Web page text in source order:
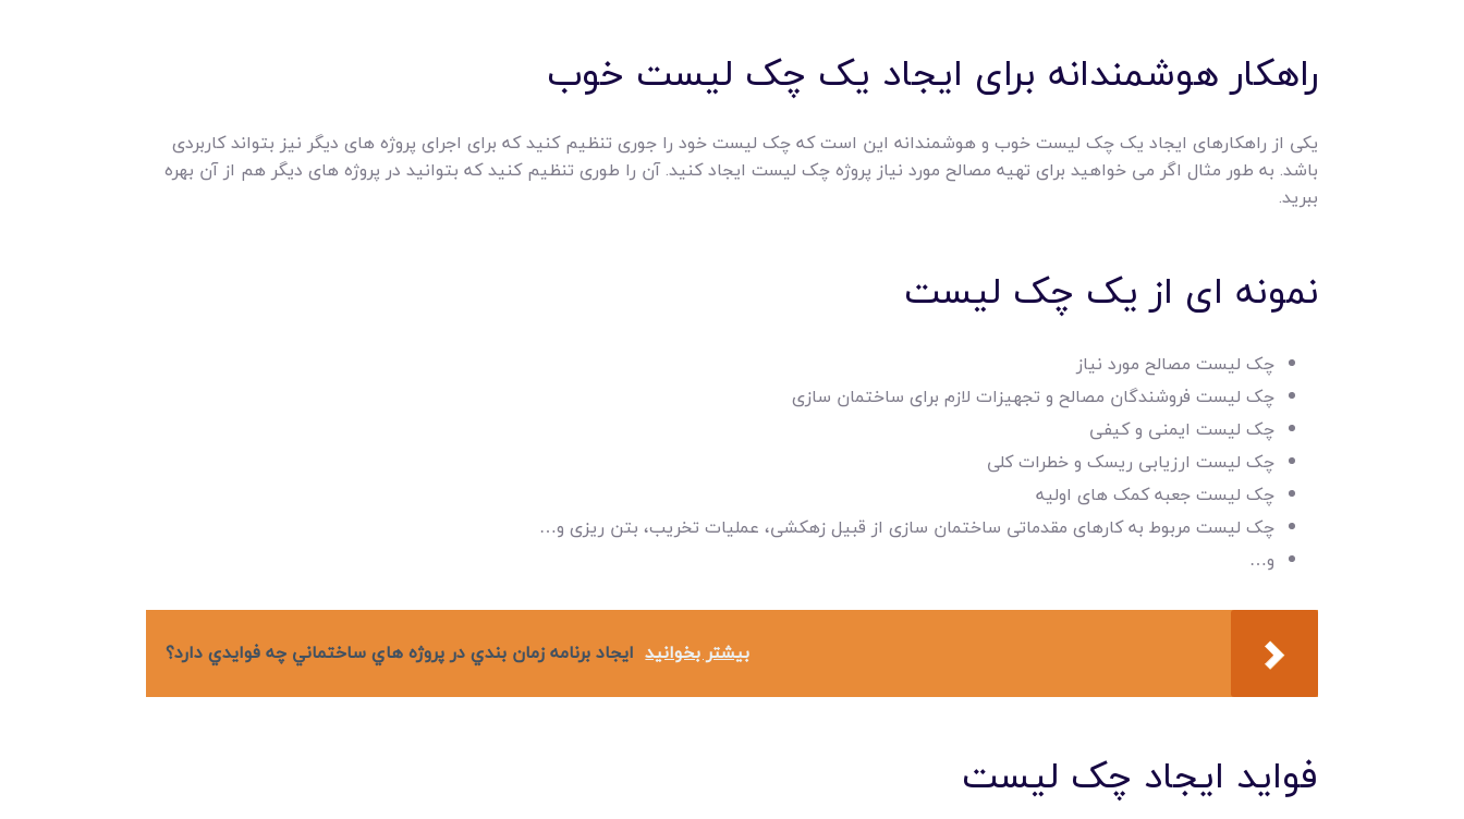
راهکار هوشمندانه برای ایجاد یک چک لیست خوب
یکی از راهکارهای ایجاد یک چک لیست خوب و هوشمندانه این است که چک لیست خود را جوری تنظیم کنید که برای اجرای پروژه های دیگر نیز بتواند کاربردی
باشد. به طور مثال اگر می خواهید برای تهیه مصالح مورد نیاز پروژه چک لیست ایجاد کنید. آن را طوری تنظیم کنید که بتوانید در پروژه های دیگر هم از آن بهره
ببرید.
نمونه ای از یک چک لیست
چک لیست مصالح مورد نیاز
چک لیست فروشندگان مصالح و تجهیزات لازم برای ساختمان سازی
چک لیست ایمنی و کیفی
چک لیست ارزیابی ریسک و خطرات کلی
چک لیست جعبه کمک های اولیه
چک لیست مربوط به کارهای مقدماتی ساختمان سازی از قبیل زهکشی، عملیات تخریب، بتن ریزی و…
و…
بیشتر بخوانید ايجاد برنامه زمان بندي در پروژه هاي ساختماني چه فوايدي دارد؟
فواید ایجاد چک لیست